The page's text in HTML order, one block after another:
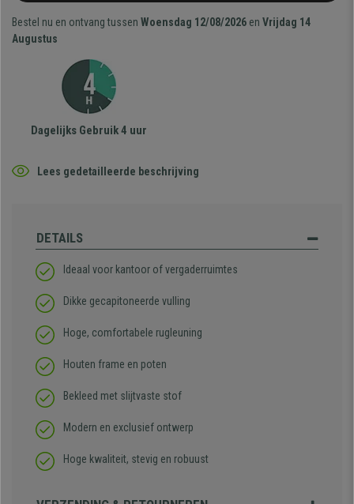
Bestel nu en ontvang tussen Woensdag 12/08/2026 en Vrijdag 14
Augustus
Dagelijks Gebruik 4 uur
Lees gedetailleerde beschrijving
DETAILS
Ideaal voor kantoor of vergaderruimtes
Dikke gecapitoneerde vulling
Hoge, comfortabele rugleuning
Houten frame en poten
Bekleed met slijtvaste stof
Modern en exclusief ontwerp
Hoge kwaliteit, stevig en robuust